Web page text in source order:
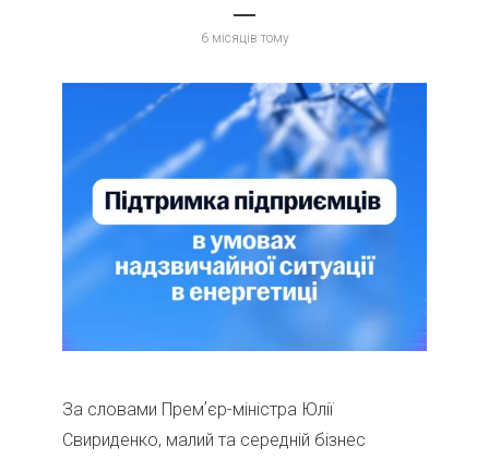
6 місяців тому
За словами Премʼєр-міністра Юлії
Свириденко, малий та середній бізнес